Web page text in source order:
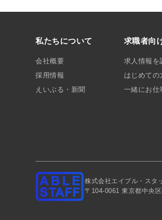
私たちについて
会社概要
採用情報
えいぶる・新聞
求職者向
求人情報を
はじめての
一緒にお仕
株式会社エイブル・スタ
〒104-0061 東京都中央